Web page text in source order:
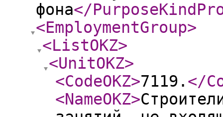
фона</
<EmploymentGroup>
<ListOKZ>
<UnitOKZ>
<CodeOKZ>7119. </
<NameOKZ>